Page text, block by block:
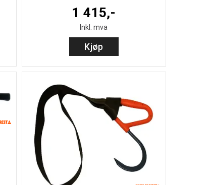
1 415,-
Inkl. mva
Kjøp